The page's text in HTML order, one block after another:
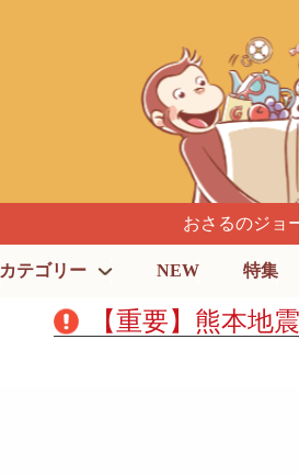
おさるのジョ
カテゴリー NEW 特集
【重要】熊本地